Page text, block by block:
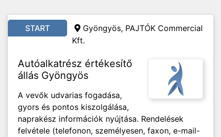
START
Gyöngyös, PAJTÓK Commercial
Kft.
Autóalkatrész értékesítő
állás Gyöngyös
A vevők udvarias fogadása,
gyors és pontos kiszolgálása,
naprakész információk nyújtása. Rendelések
felvétele (telefonon, személyesen, faxon, e-mail-